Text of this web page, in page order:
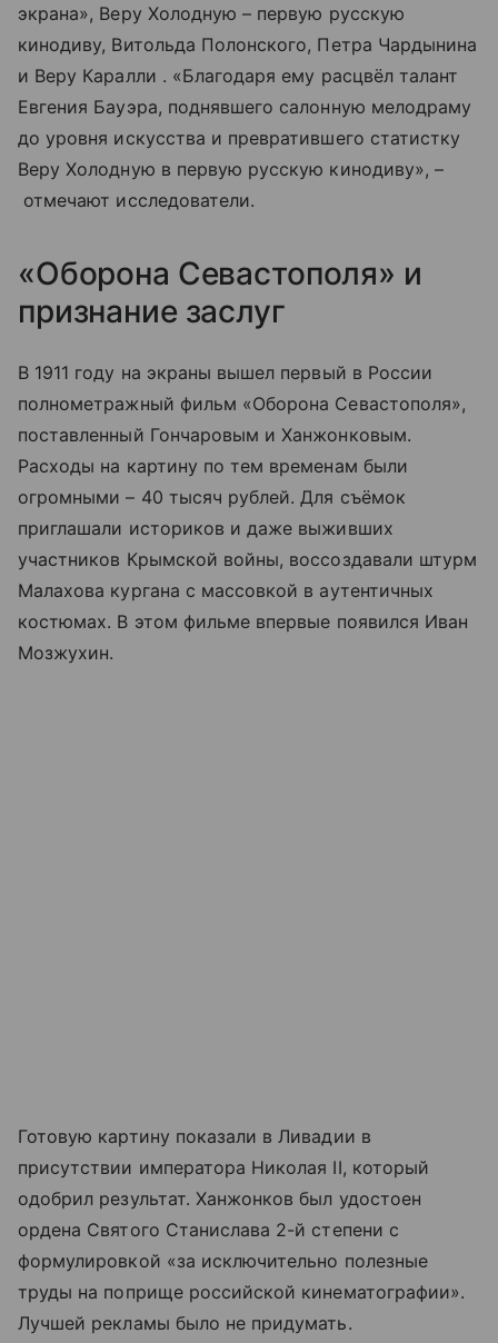
экрана», Веру Холодную – первую русскую
кинодиву, Витольда Полонского, Петра Чардынина
и Веру Каралли . «Благодаря ему расцвёл талант
Евгения Бауэра, поднявшего салонную мелодраму
до уровня искусства и превратившего статистку
Веру Холодную в первую русскую кинодиву», –
отмечают исследователи.
«Оборона Севастополя» и
признание заслуг
В 1911 году на экраны вышел первый в России
полнометражный фильм «Оборона Севастополя»,
поставленный Гончаровым и Ханжонковым.
Расходы на картину по тем временам были
огромными – 40 тысяч рублей. Для съёмок
приглашали историков и даже выживших
участников Крымской войны, воссоздавали штурм
Малахова кургана с массовкой в аутентичных
костюмах. В этом фильме впервые появился Иван
Мозжухин.
Готовую картину показали в Ливадии в
присутствии императора Николая II, который
одобрил результат. Ханжонков был удостоен
ордена Святого Станислава 2-й степени с
формулировкой «за исключительно полезные
труды на поприще российской кинематографии».
Лучшей рекламы было не придумать.